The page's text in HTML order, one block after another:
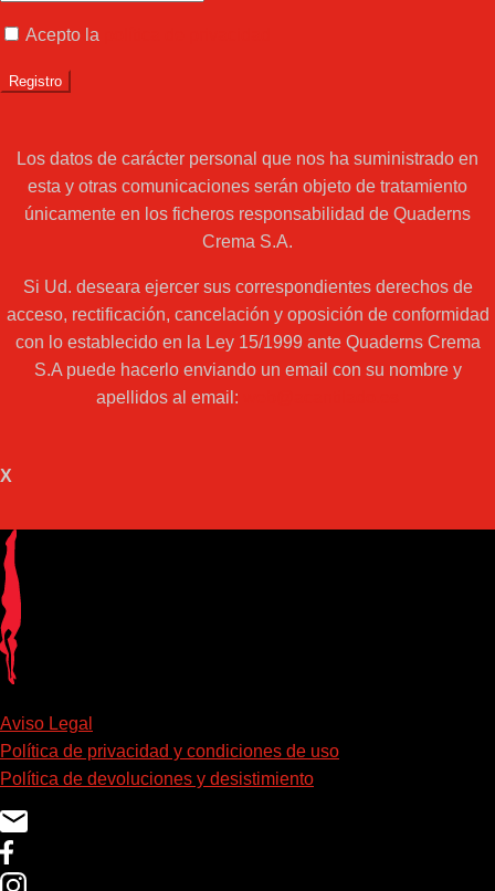
Acepto la
Los datos de carácter personal que nos ha suministrado en
esta y otras comunicaciones serán objeto de tratamiento
únicamente en los ficheros responsabilidad de Quaderns
Crema S.A.
Si Ud. deseara ejercer sus correspondientes derechos de
acceso, rectificación, cancelación y oposición de conformidad
con lo establecido en la Ley 15/1999 ante Quaderns Crema
S.A puede hacerlo enviando un email con su nombre y
apellidos al email:
X
Aviso Legal
Política de privacidad y condiciones de uso
Política de devoluciones y desistimiento